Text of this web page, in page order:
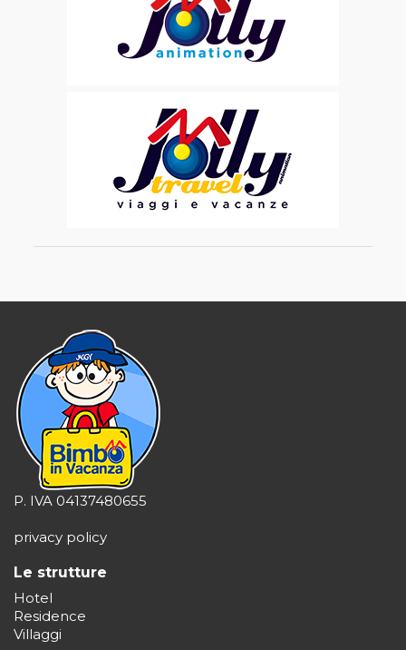
P. IVA 04137480655
privacy policy
Le strutture
Hotel
Residence
Villaggi